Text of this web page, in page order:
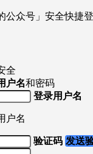
公众号」安全快捷
全
户名和密码
登录用户名
户名
验证码 发送